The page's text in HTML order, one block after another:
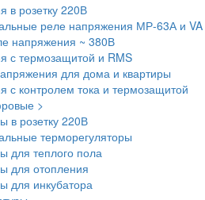
в розетку 220В
реле напряжения МР-63А и VA
напряжения ~ 380В
с термозащитой и RMS
для дома и квартиры
с контролем тока и термозащитой
>
в розетку 220В
терморегуляторы
для теплого пола
для отопления
для инкубатора